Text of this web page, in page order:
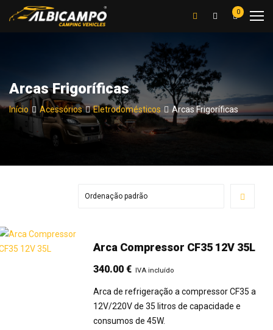
0
Arcas Frigoríficas
Início Acessórios Eletrodomésticos Arcas Frigoríficas
Arca Compressor CF35 12V 35L
340.00€ IVA incluído
Arca de refrigeração a compressor CF35 a
12V/220V de 35 litros de capacidade e
consumos de 45W.